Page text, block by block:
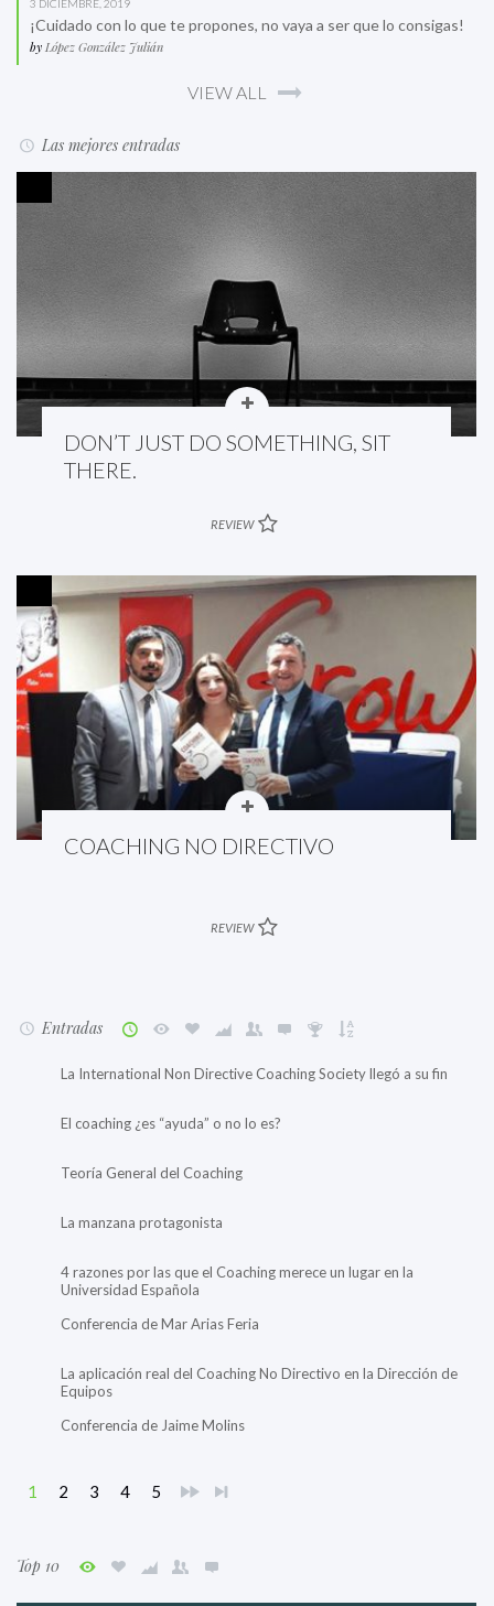
3 DICIEMBRE, 2019
¡Cuidado con lo que te propones, no vaya a ser que lo consigas!
by López González Julián
VIEW ALL
Las mejores entradas
DON’T JUST DO SOMETHING, SIT
THERE.
REVIEW
COACHING NO DIRECTIVO
REVIEW
Entradas
La International Non Directive Coaching Society llegó a su fin
El coaching ¿es “ayuda” o no lo es?
Teoría General del Coaching
La manzana protagonista
4 razones por las que el Coaching merece un lugar en la
Universidad Española
Conferencia de Mar Arias Feria
La aplicación real del Coaching No Directivo en la Dirección de
Equipos
Conferencia de Jaime Molins
1 2 3 4 5
Top 10